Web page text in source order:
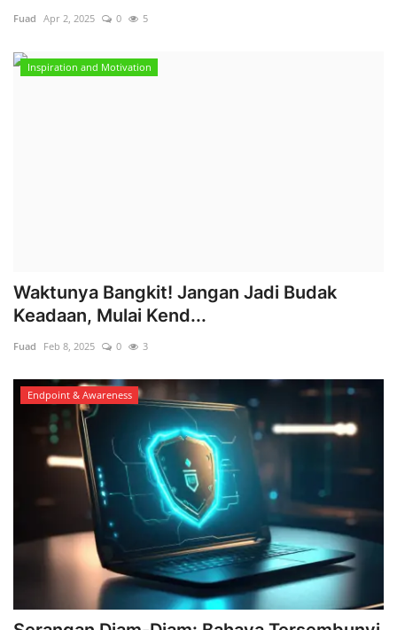
Fuad Apr 2, 2025 0 5
Inspiration and Motivation
Waktunya Bangkit! Jangan Jadi Budak
Keadaan, Mulai Kend...
Fuad Feb 8, 2025 0 3
Endpoint & Awareness